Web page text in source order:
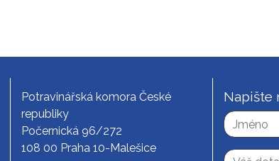
Potravinářská komora České
republiky
Počernická 96/272
108 00 Praha 10-Malešice
Napište